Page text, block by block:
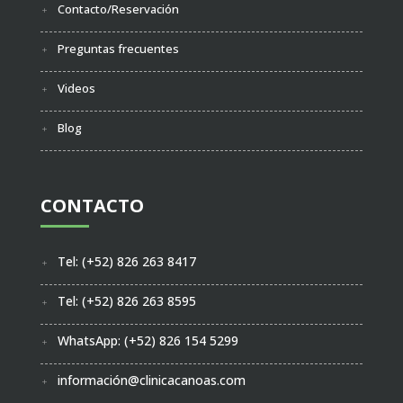
Contacto/Reservación
Preguntas frecuentes
Videos
Blog
CONTACTO
Tel: (+52) 826 263 8417
Tel: (+52) 826 263 8595
WhatsApp: (+52) 826 154 5299
información@clinicacanoas.com